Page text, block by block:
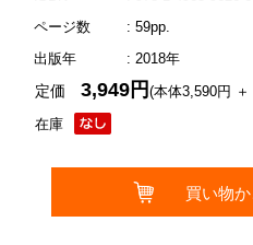
ページ数
: 59pp.
出版年
: 2018年
在庫
定価3,949円(本体3,590円 ＋